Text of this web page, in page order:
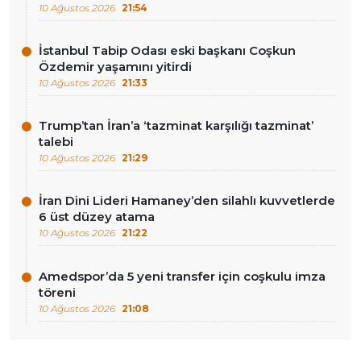
10 Ağustos 2026 21:54
İstanbul Tabip Odası eski başkanı Coşkun
Özdemir yaşamını yitirdi
10 Ağustos 2026 21:33
Trump’tan İran’a ‘tazminat karşılığı tazminat’
talebi
10 Ağustos 2026 21:29
İran Dini Lideri Hamaney’den silahlı kuvvetlerde
6 üst düzey atama
10 Ağustos 2026 21:22
Amedspor’da 5 yeni transfer için coşkulu imza
töreni
10 Ağustos 2026 21:08